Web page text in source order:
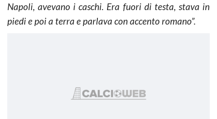
Napoli, avevano i caschi. Era fuori di testa, stava in
piedi e poi a terra e parlava con accento romano”.